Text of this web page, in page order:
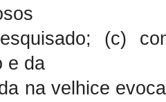
(c)
e da
na velhice